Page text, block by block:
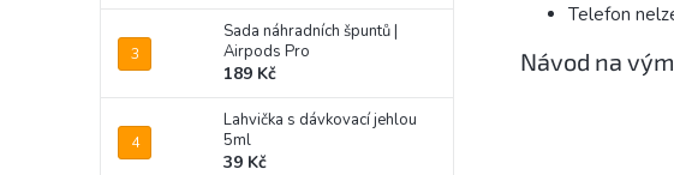
Sada náhradních špuntů |
Airpods Pro
189 Kč
Lahvička s dávkovací jehlou
5ml
39 Kč
Telefon
Návod na